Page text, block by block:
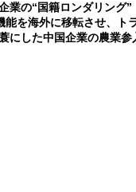
業の“国籍ロンダリング
を海外に移転させ、ト
にした中国企業の農業